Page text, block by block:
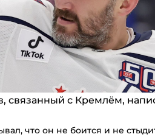
связанный с Кремлём,
что он не боится и не